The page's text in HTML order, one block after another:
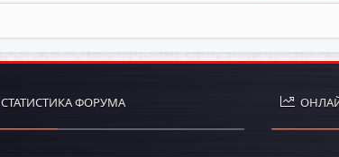
СТАТИСТИКА ФОРУМА